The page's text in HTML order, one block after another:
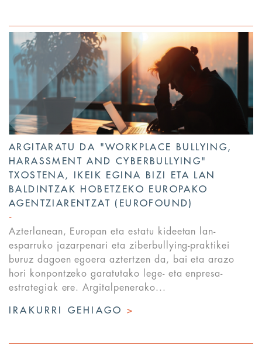
ARGITARATU DA "WORKPLACE BULLYING,
HARASSMENT AND CYBERBULLYING"
TXOSTENA, IKEIK EGINA BIZI ETA LAN
BALDINTZAK HOBETZEKO EUROPAKO
AGENTZIARENTZAT (EUROFOUND)
Azterlanean, Europan eta estatu kideetan lan-
esparruko jazarpenari eta ziberbullying-praktikei
buruz dagoen egoera aztertzen da, bai eta arazo
hori konpontzeko garatutako lege- eta enpresa-
estrategiak ere. Argitalpenerako...
IRAKURRI GEHIAGO>